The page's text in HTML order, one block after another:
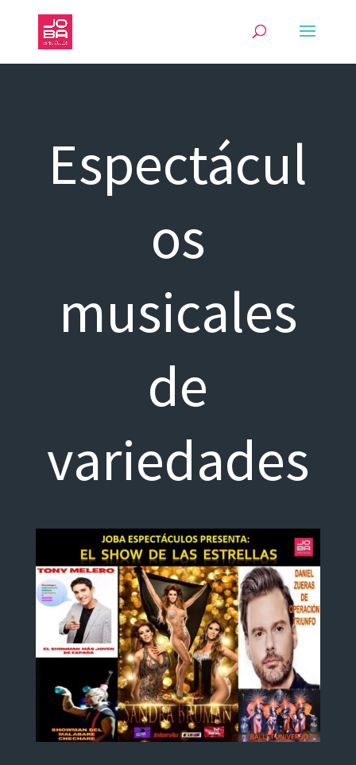
Espectácul
os
musicales
de
variedades